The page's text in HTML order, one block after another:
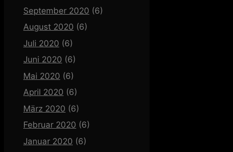
September 2020 (6)
August 2020 (6)
Juli 2020 (6)
Juni 2020 (6)
Mai 2020 (6)
April 2020 (6)
März 2020 (6)
Februar 2020 (6)
Januar 2020 (6)